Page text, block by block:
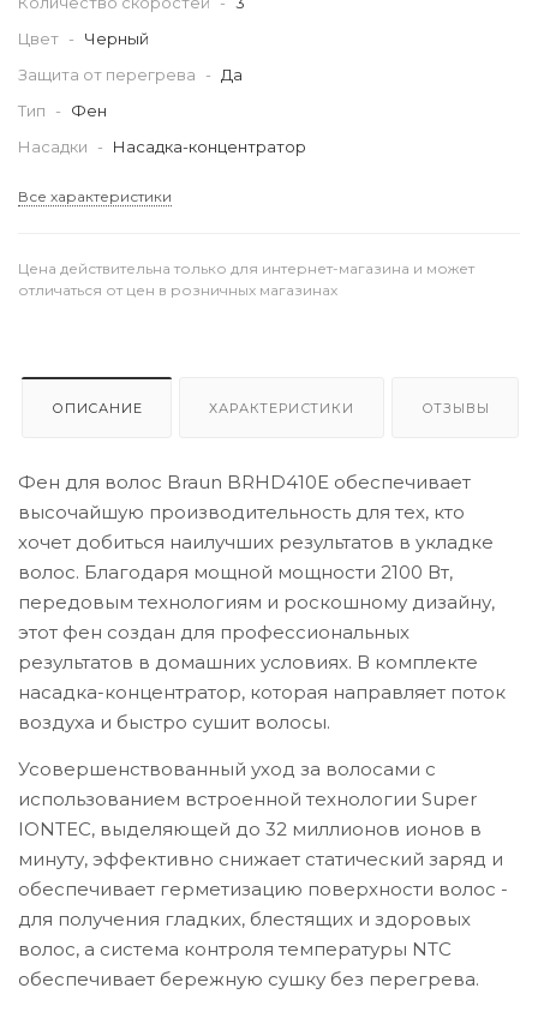
Цвет -
Черный
Защита от перегрева
- Да
Тип
-
Фен
Насадки
- Насадка-концентратор
Все характеристики
Цена действительна только для интернет-магазина и может
отличаться от цен в розничных магазинах
ОПИСАНИЕ ХАРАКТЕРИСТИКИ ОТЗЫВЫ
Фен для волос Braun BRHD410E обеспечивает
высочайшую производительность для тех, кто
хочет добиться наилучших результатов в укладке
волос. Благодаря мощной мощности 2100 Вт,
передовым технологиям и роскошному дизайну,
этот фен создан для профессиональных
результатов в домашних условиях. В комплекте
насадка-концентратор, которая направляет поток
воздуха и быстро сушит волосы.
Усовершенствованный уход за волосами с
использованием встроенной технологии Super
IONTEC, выделяющей до 32 миллионов ионов в
минуту, эффективно снижает статический заряд и
обеспечивает герметизацию поверхности волос -
для получения гладких, блестящих и здоровых
волос, а система контроля температуры NTC
обеспечивает бережную сушку без перегрева.